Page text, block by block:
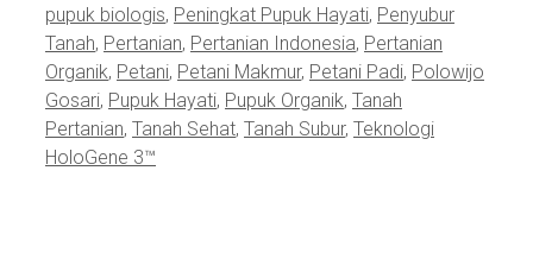
pupuk biologis, Peningkat Pupuk Hayati, Penyubur
Tanah, Pertanian, Pertanian Indonesia, Pertanian
Organik, Petani, Petani Makmur, Petani Padi, Polowijo
Gosari, Pupuk Hayati, Pupuk Organik, Tanah
Pertanian, Tanah Sehat, Tanah Subur, Teknologi
HoloGene 3™